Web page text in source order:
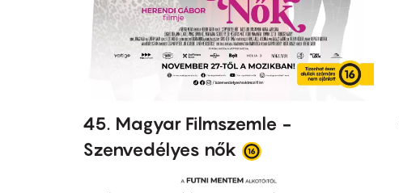
45. Magyar Filmszemle -
Szenvedélyes nők